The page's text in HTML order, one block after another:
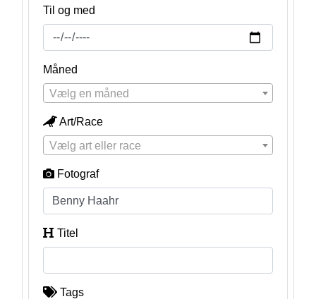
Til og med
Måned
Vælg en måned
Art/Race
Vælg art eller race
Fotograf
Titel
Tags